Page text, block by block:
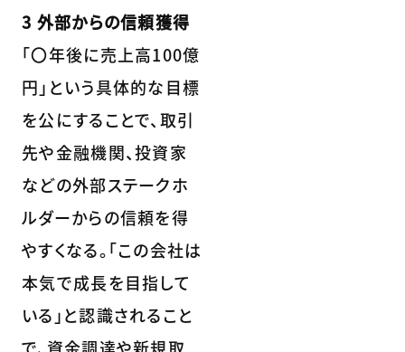
3 外部からの信頼獲得
「〇年後に売上高100億
円」という具体的な目標
を公にすることで、取引
先や金融機関、投資家
などの外部ステークホ
ルダーからの信頼を得
やすくなる。「この会社は
本気で成長を目指して
いる」と認識されること